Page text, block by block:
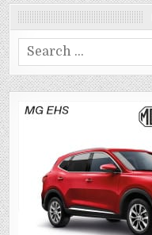
Search
for: